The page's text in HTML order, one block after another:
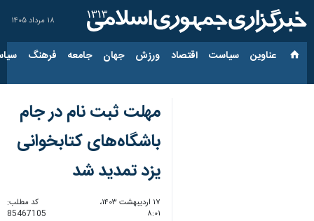
۱۸ مرداد ۱۴۰۵
عناوین‌ سیاست اقتصاد ورزش جهان جامعه فرهنگ
مهلت ثبت نام در جام
باشگاه‌های کتابخوانی
یزد تمدید شد
۱۷ اردیبهشت ۱۴۰۳،
۸:۰۱
کد مطلب:
85467105